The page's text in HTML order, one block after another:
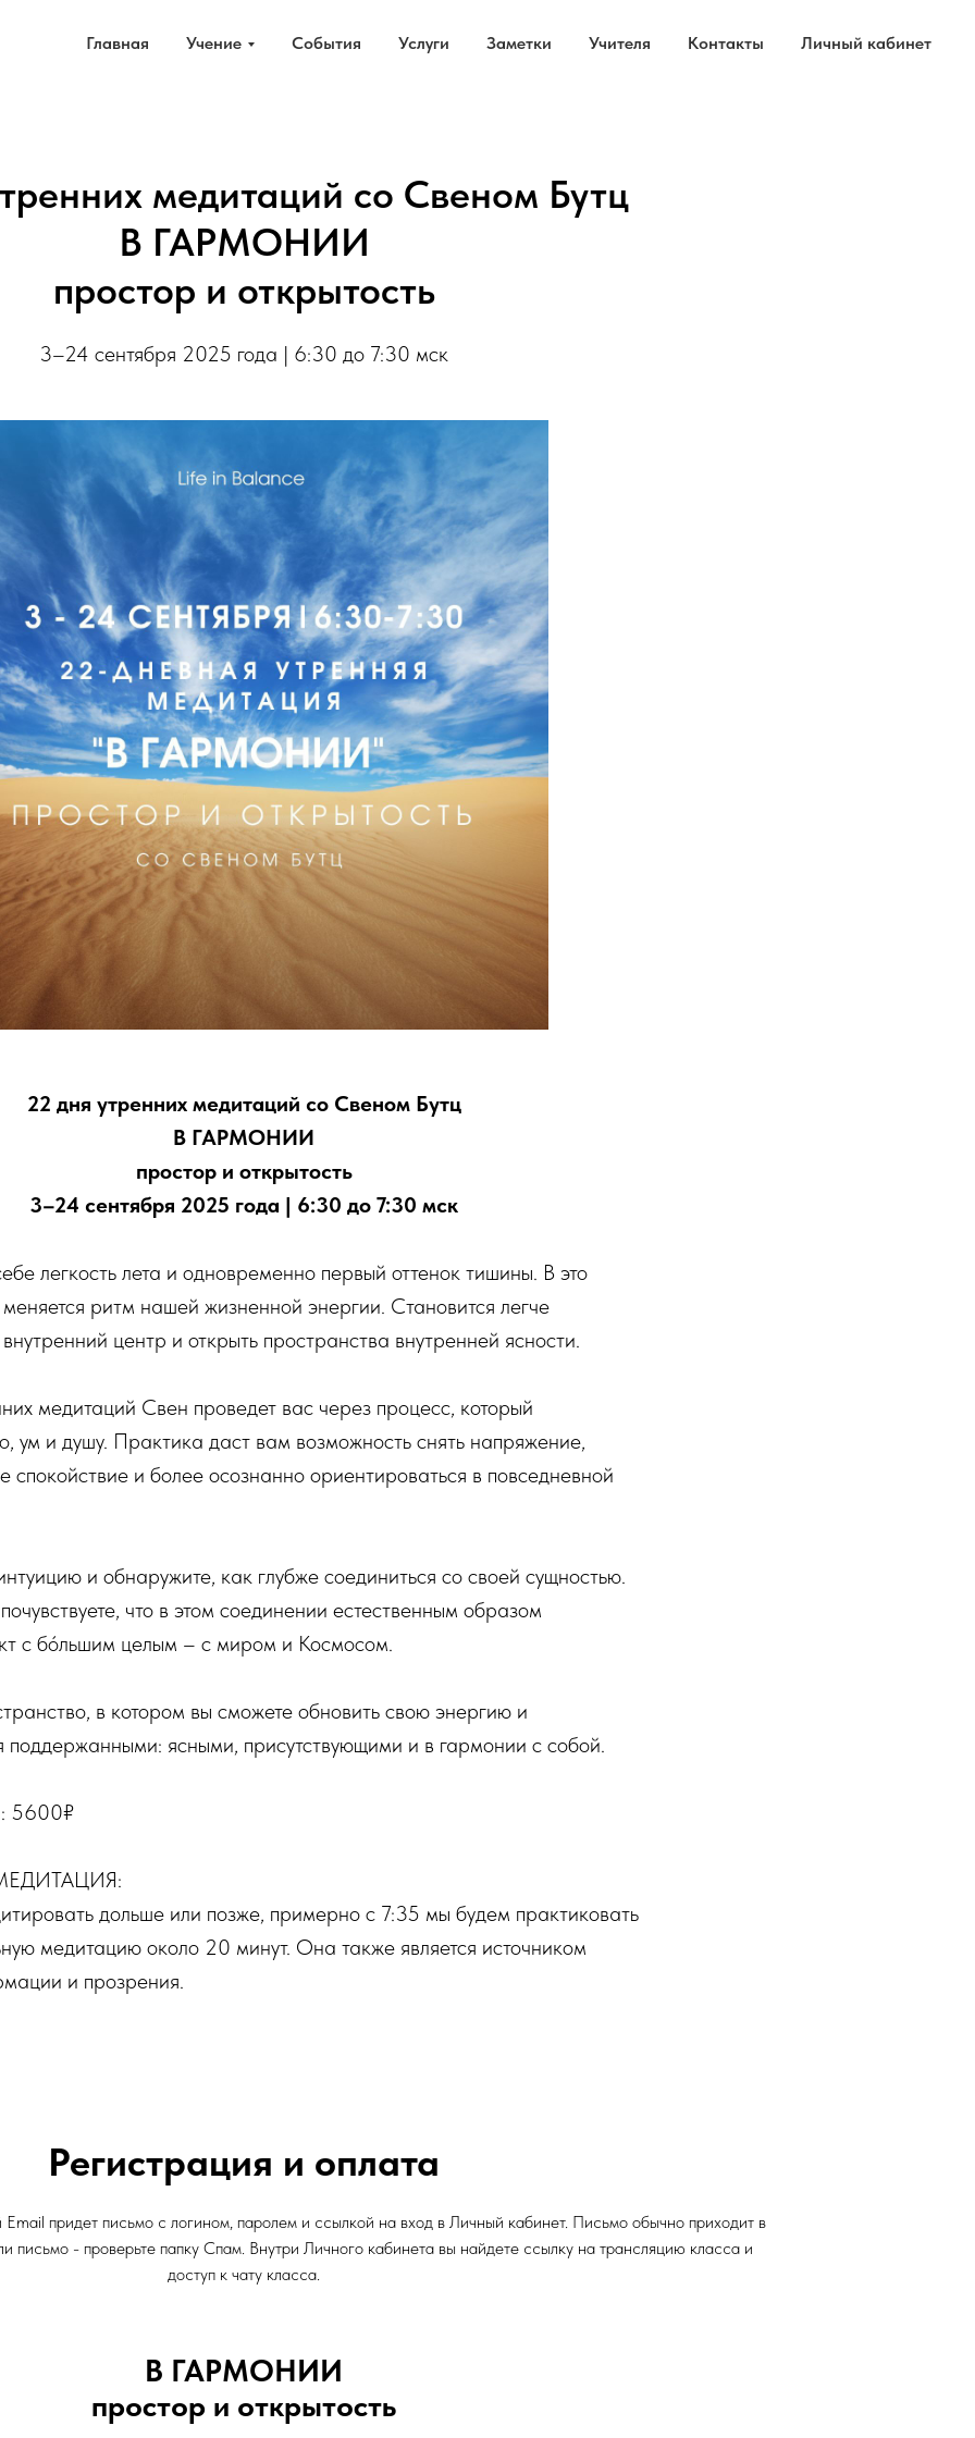
Главная Учение События Услуги Заметки Учителя Контакты Личный кабинет
медитаций со Свеном Бутц
В ГАРМОНИИ
простор и открытость
3–24 сентября 2025 года | 6:30 до 7:30 мск
22 дня утренних медитаций со Свеном Бутц
В ГАРМОНИИ
простор и открытость
3–24 сентября 2025 года | 6:30 до 7:30 мск
легкость лета и одновременно первый оттенок тишины. В это
ритм нашей жизненной энергии. Становится легче
внутренний центр и открыть пространства внутренней ясности.
медитаций Свен проведет вас через процесс, который
ум и душу. Практика даст вам возможность снять напряжение,
спокойствие и более осознанно ориентироваться в повседневной
и обнаружите, как глубже соединиться со своей сущностью.
что в этом соединении естественным образом
с бóльшим целым – с миром и Космосом.
в котором вы сможете обновить свою энергию и
поддержанными: ясными, присутствующими и в гармонии с собой.
5600₽
дольше или позже, примерно с 7:35 мы будем практиковать
медитацию около 20 минут. Она также является источником
и прозрения.
Регистрация и оплата
придет письмо с логином, паролем и ссылкой на вход в Личный кабинет. Письмо обычно приходит в
письмо - проверьте папку Спам. Внутри Личного кабинета вы найдете ссылку на трансляцию класса и
доступ к чату класса.
В ГАРМОНИИ
простор и открытость